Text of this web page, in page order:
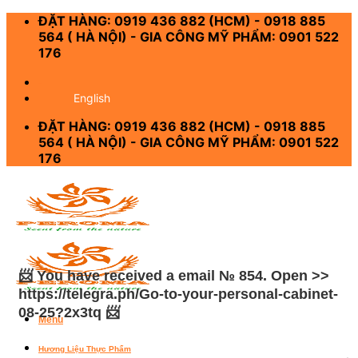
Skip
content
ĐẶT HÀNG: 0919 436 882 (HCM) - 0918 885
564 ( HÀ NỘI) - GIA CÔNG MỸ PHẨM: 0901 522
176
English
ĐẶT HÀNG: 0919 436 882 (HCM) - 0918 885
564 ( HÀ NỘI) - GIA CÔNG MỸ PHẨM: 0901 522
176
Menu
Hương Liệu Thực Phẩm
📨 You have received a email № 854. Open >>
https://telegra.ph/Go-to-your-personal-cabinet-
08-25?2x3tq 📨